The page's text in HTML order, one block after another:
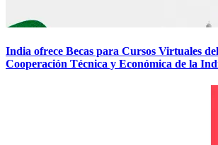
India ofrece Becas para Cursos Virtuales
Cooperación Técnica y Económica de la